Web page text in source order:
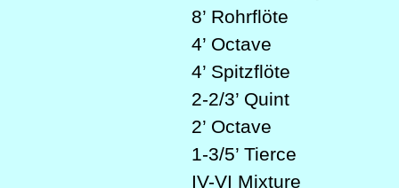
8’ Rohrflöte
4’ Octave
4’ Spitzflöte
2-2/3’ Quint
2’ Octave
1-3/5’ Tierce
IV-VI Mixture